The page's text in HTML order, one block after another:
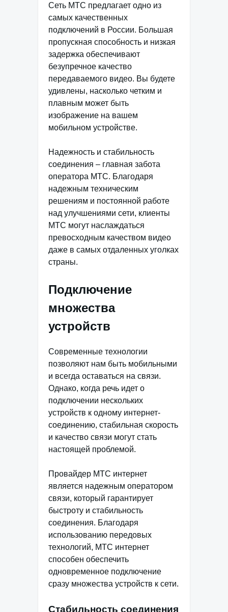
Сеть МТС предлагает одно из
самых качественных
подключений в России. Большая
пропускная способность и низкая
задержка обеспечивают
безупречное качество
передаваемого видео. Вы будете
удивлены, насколько четким и
плавным может быть
изображение на вашем
мобильном устройстве.
Надежность и стабильность
соединения – главная забота
оператора МТС. Благодаря
надежным техническим
решениям и постоянной работе
над улучшениями сети, клиенты
МТС могут наслаждаться
превосходным качеством видео
даже в самых отдаленных уголках
страны.
Подключение
множества
устройств
Современные технологии
позволяют нам быть мобильными
и всегда оставаться на связи.
Однако, когда речь идет о
подключении нескольких
устройств к одному интернет-
соединению, стабильная скорость
и качество связи могут стать
настоящей проблемой.
Провайдер МТС интернет
является надежным оператором
связи, который гарантирует
быстроту и стабильность
соединения. Благодаря
использованию передовых
технологий, МТС интернет
способен обеспечить
одновременное подключение
сразу множества устройств к сети.
Стабильность соединения